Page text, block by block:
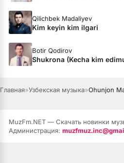
Qilichbek Madaliyev
Kim keyin kim ilgari
Botir Qodirov
Главная»Узбекская музыка»Ohunjon
MuzFm.NET — Скачать новинки
Администрация: